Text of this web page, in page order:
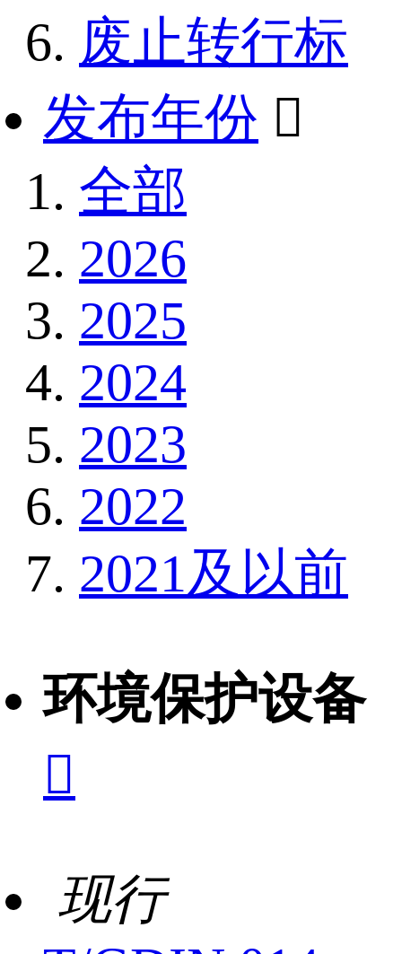
废止转行标
发布年份 
全部
2026
2025
2024
2023
2022
2021及以前
环境保护设备

现行